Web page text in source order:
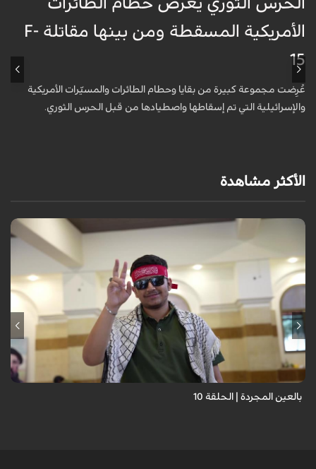
الحرس الثوري يعرض حطام الطائرات
الأمريكية المسقطة ومن بينها مقاتلة F-
15
عُرِضت مجموعة كبيرة من بقايا وحطام الطائرات والمسيّرات الأمريكية
والإسرائيلية التي تم إسقاطها واصطيادها من قبل الحرس الثوري.
الأكثر مشاهدة
برنامج "بالعين المجردة" هو توثيق إنسانيٌّ شجاعٌ للحياة تحت وطأة الحرب،
حيث نستمع فيه إلى شهاداتٍ حيّةٍ لأشخاص عايشوا التفجيرات والدمار، فنرى
بعيونهم ت...
بالعين المجردة | الحلقة 10